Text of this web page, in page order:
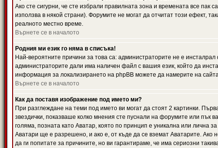
Ако сте сигурни, че сте избрали правилната зона и времената все
използва в някой страни). Форумите не могат да отчитат този ефект,
реалното местно време.
Върнете се в началото
Родния ми език го няма в списъка!
Най-вероятните причини за това са: администраторите не е
администраторите дали има наличен файл с вашия език, който да
информация за локализирането на phpBB можете да намерите на
Върнете се в началото
Как да поставя изображение под името ми?
При разглеждане на теми под името ви могат да стоят 2 картинки.
звездички, показваше колко мнения сте пуснали на форумите или пък
голяма, позната като Аватар, която по принцип е уникална или лична
Аватари ще е разрешено, и ако е, от къде да се вземат Аватарите.
да ги попитате за причините, но ви гарантираме, че има сериозни